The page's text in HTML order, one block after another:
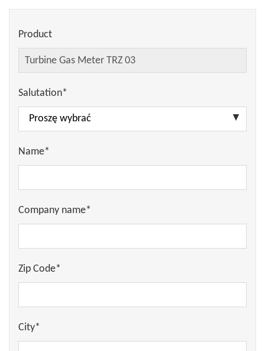
Product
Salutation*
Name*
Company name*
Zip Code*
City*